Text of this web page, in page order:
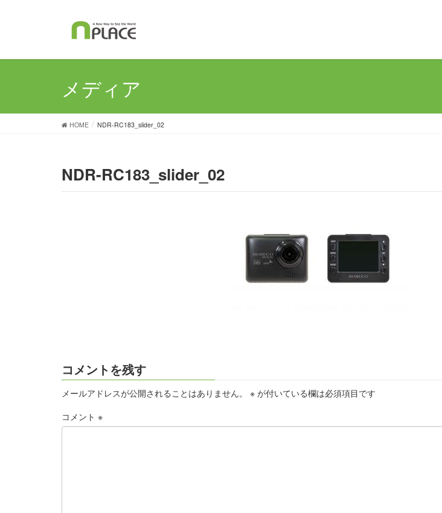
メディア
HOME NDR-RC183_slider_02
NDR-RC183_slider_02
コメントを残す
メールアドレスが公開されることはありません。 ※ が付いている欄は必須項目です
コメント ※